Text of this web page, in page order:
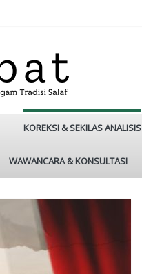
KOREKSI & SEKILAS ANALISIS
WAWANCARA & KONSULTASI